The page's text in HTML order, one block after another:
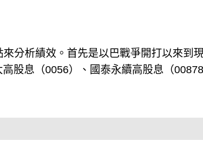
分析績效。首先是以巴戰爭開打以來到
股息（0056）、國泰永續高股息（